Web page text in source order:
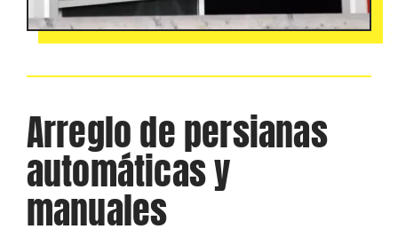
Arreglo de persianas
automáticas y
manuales